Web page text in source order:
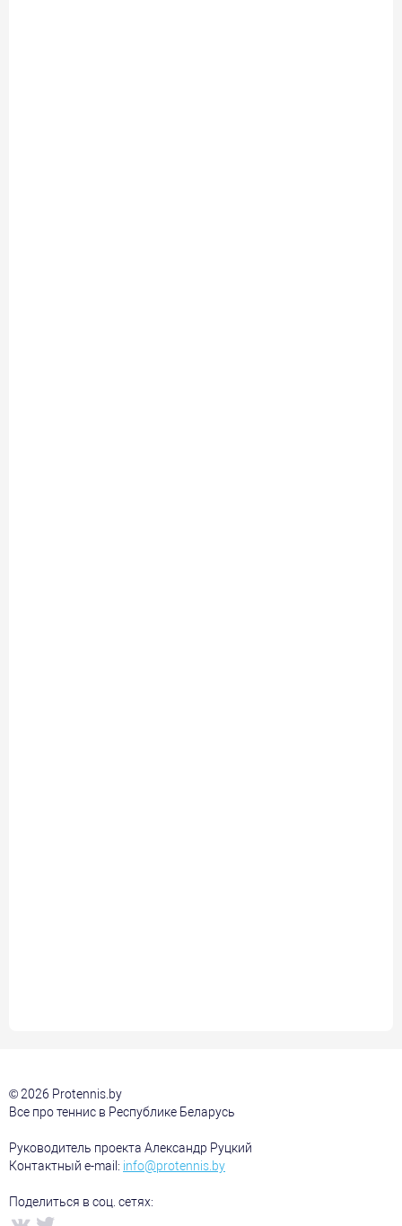
© 2026 Protennis.by
Все про теннис в Республике Беларусь
Руководитель проекта Александр Руцкий
Контактный e-mail: info@protennis.by
Поделиться в соц. сетях: